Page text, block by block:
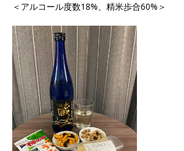
＜アルコール度数18%、精米歩合60%＞